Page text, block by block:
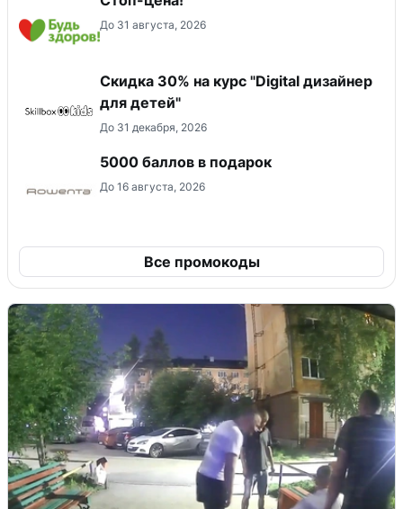
До 31 августа, 2026
Скидка 30% на курс "Digital дизайнер
для детей"
До 31 декабря, 2026
5000 баллов в подарок
До 16 августа, 2026
Все промокоды